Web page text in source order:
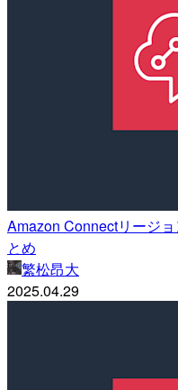
Amazon Connectリージ
とめ
繁松昂大
2025.04.29